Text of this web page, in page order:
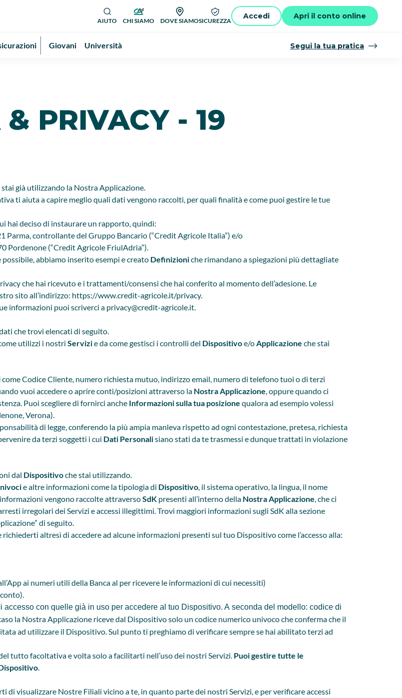
AIUTO CHI SIAMO DOVE SIAMOSICUREZZA
Accedi Apri il conto online
Giovani Università Segui la tua pratica
PRIVACY - 19
già utilizzando la Nostra Applicazione.
ti aiuta a capire meglio quali dati vengono raccolti, per quali finalità e come puoi gestire le tue
hai deciso di instaurare un rapporto, quindi:
Parma, controllante del Gruppo Bancario (“Credit Agricole Italia”) e/o
Pordenone (“Credit Agricole FriulAdria”).
abbiamo inserito esempi e creato Definizioniche rimandano a spiegazioni più dettagliate
che hai ricevuto e i trattamenti/consensi che hai conferito al momento dell’adesione. Le
sito all’indirizzo: https://www.credit-agricole.it/privacy.
informazioni puoi scriverci a privacy@credit-agricole.it.
che trovi elencati di seguito.
utilizzi i nostri Servizie da come gestisci i controlli del Dispositivoe/oApplicazione che stai
come Codice Cliente, numero richiesta mutuo, indirizzo email, numero di telefono tuoi o di terzi
vuoi accedere o aprire conti/posizioni attraverso la Nostra Applicazione, oppure quando ci
Puoi scegliere di fornirci anche Informazioni sulla tua posizione qualora ad esempio volessi
Verona).
di legge, conferendo la più ampia manleva rispetto ad ogni contestazione, pretesa, richiesta
da terzi soggetti i cui Dati Personalisiano stati da te trasmessi e dunque trattati in violazione
dal Dispositivoche stai utilizzando.
e altre informazioni come la tipologia di Dispositivo, il sistema operativo, la lingua, il nome
vengono raccolte attraversoSdK presenti all’interno della Nostra Applicazione, che ci
irregolari dei Servizi e accessi illegittimi. Trovi maggiori informazioni sugli SdK alla sezione
di seguito.
altresì di accedere ad alcune informazioni presenti sul tuo Dispositivo come l’accesso alla:
ai numeri utili della Banca al per ricevere le informazioni di cui necessiti)
accesso con quelle già in uso per accedere al tuo Dispositivo. A seconda del modello: codice di
la Nostra Applicazione riceve dal Dispositivo solo un codice numerico univoco che conferma che il
ad utilizzare il Dispositivo. Sul punto ti preghiamo di verificare sempre se hai abilitato terzi ad
tutto facoltativa e volta solo a facilitarti nell’uso dei nostri Servizi. Puoi gestire tutte le
.
visualizzare Nostre Filiali vicino a te, in quanto parte dei nostri Servizi, e per verificare accessi